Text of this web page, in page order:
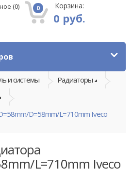
(0) 0 Корзина:
0 руб.
и системы
Радиаторы
D=58mm/L=710mm Iveco
L=710mm Iveco